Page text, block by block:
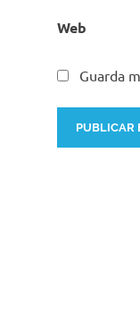
Web
Guarda